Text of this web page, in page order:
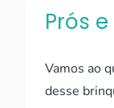
Prós
Vamos ao
desse